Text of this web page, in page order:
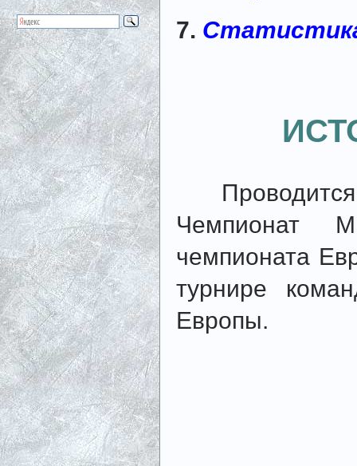
7.
Проводится
Чемпионат
чемпионата
турнире
Европы.